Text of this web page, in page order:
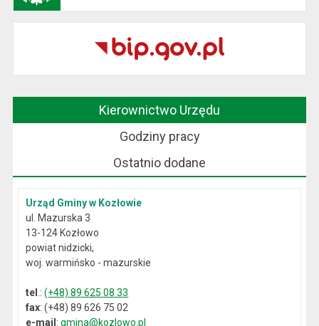
Kierownictwo Urzędu
Godziny pracy
Ostatnio dodane
Urząd Gminy w Kozłowie
ul. Mazurska 3
13-124 Kozłowo
powiat nidzicki,
woj. warmińsko - mazurskie
tel .:(+48) 89 625 08 33
fax: (+48) 89 626 75 02
e-mail:gmina@kozlowo.pl